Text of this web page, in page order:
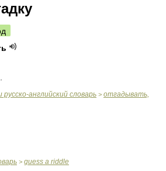
английский словарь > отгадывать,
> guess a riddle